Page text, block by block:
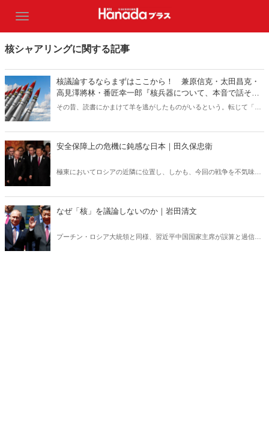
核シャアリングに関する記事
核議論するならまずはここから！ 兼原信克・太田昌克・
高見澤將林・番匠幸一郎『核兵器について、本音で話そ
う』（新潮新書）
その昔、読書にかまけて羊を逃がしたものがいるという。転じて「読
ある。元月刊『Hanada』編集部員のライター・梶原がお送りする週末
書評！
安全保障上の危機に鈍感な日本｜田久保忠衛
極東においてロシアの近隣に位置し、しかも、今回の戦争を不気味に
なぜ「核」を議論しないのか｜岩田清文
プーチン・ロシア大統領と同様、習近平中国国家主席が誤算と過信に